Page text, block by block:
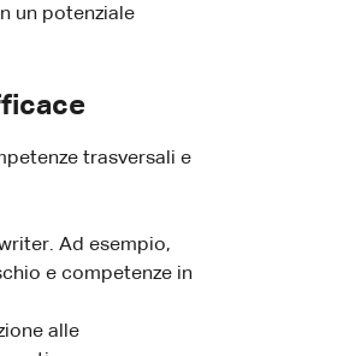
un potenziale
trasversali e
Ad esempio,
e competenze in
alle